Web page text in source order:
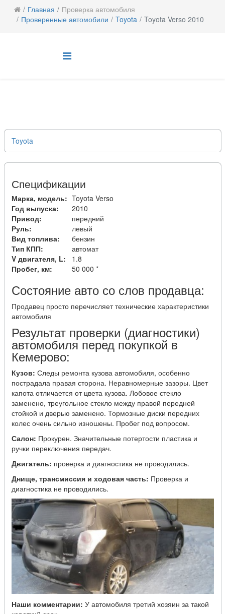
Главная
Проверка автомобиля
Проверенные автомобили
Toyota Toyota Verso 2010
Toyota
Спецификации
Марка, модель: Toyota Verso
Год выпуска:
2010
Привод:
передний
Руль:
левый
Вид топлива:
бензин
Тип КПП:
автомат
V двигателя, L:
1.8
Пробег, км:
50 000 *
Состояние авто со слов продавца:
Продавец просто перечисляет технические характеристики
автомобиля
Результат проверки (диагностики)
автомобиля перед покупкой в
Кемерово:
Кузов: Следы ремонта кузова автомобиля, особенно
пострадала правая сторона. Неравномерные зазоры. Цвет
капота отличается от цвета кузова. Лобовое стекло
заменено, треугольное стекло между правой передней
стойкой и дверью заменено. Тормозные диски передних
колес очень сильно изношены. Пробег под вопросом.
Салон: Прокурен. Значительные потертости пластика и
ручки переключения передач.
Двигатель: проверка и диагностика не проводились.
Днище, трансмиссия и ходовая часть: Проверка и
диагностика не проводились.
Наши комментарии: У автомобиля третий хозяин за такой